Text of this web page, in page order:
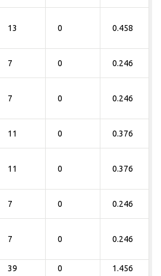
13 0 0.458
7 0 0.246
7 0 0.246
11 0 0.376
11 0 0.376
7 0 0.246
7 0 0.246
39 0 1.456